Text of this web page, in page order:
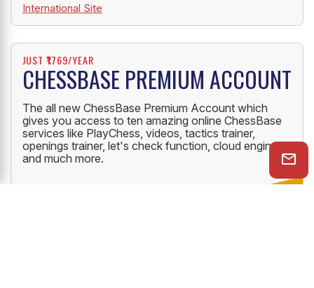
International Site
JUST ₹1769/YEAR
CHESSBASE PREMIUM ACCOUNT
The all new ChessBase Premium Account which
gives you access to ten amazing online ChessBase
services like PlayChess, videos, tactics trainer,
openings trainer, let's check function, cloud engine
and much more.